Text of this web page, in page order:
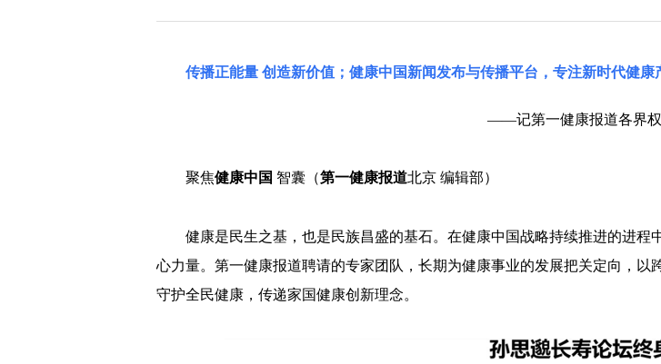
传播正能量 创造新价值；健康中国新闻发布与传播平台，专注新时代健康
——记第一健康报道各界权
聚焦健康中国 智囊（第一健康报道北京 编辑部）
健康是民生之基，也是民族昌盛的基石。在健康中国战略持续推进的进
心力量。第一健康报道聘请的专家团队，长期为健康事业的发展把关定向，以
守护全民健康，传递家国健康创新理念。